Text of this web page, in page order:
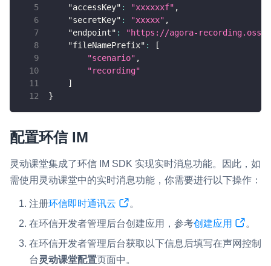
"accessKey" : "xxxxxxf" ,
"secretKey" : "xxxxx" ,
"endpoint" :
"https://agora-recording.oss-
"fileNamePrefix" :
[
"scenario" ,
"recording"
]
}
配置环信 IM
灵动课堂集成了环信 IM SDK 实现实时消息功能。因此，如
需使用灵动课堂中的实时消息功能，你需要进行以下操作：
注册环信即时通讯云
。
在环信开发者管理后台创建应用，参考创建应用
。
在环信开发者管理后台获取以下信息后填写在声网控制
台 灵动课堂配置页面中。